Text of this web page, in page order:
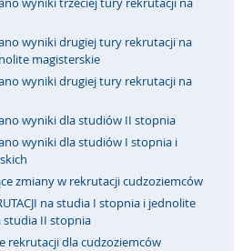
wyniki drugiej tury rekrutacji na
magisterskie
wyniki drugiej tury rekrutacji na
wyniki dla studiów II stopnia
wyniki dla studiów I stopnia i
zmiany w rekrutacji cudzoziemców
na studia I stopnia i jednolite
studia II stopnia
rekrutacji dla cudzoziemców